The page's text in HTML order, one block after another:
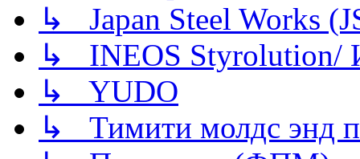
↳ Japan Steel Works
↳ INEOS
↳ YUDO
↳ Тимити молдс энд